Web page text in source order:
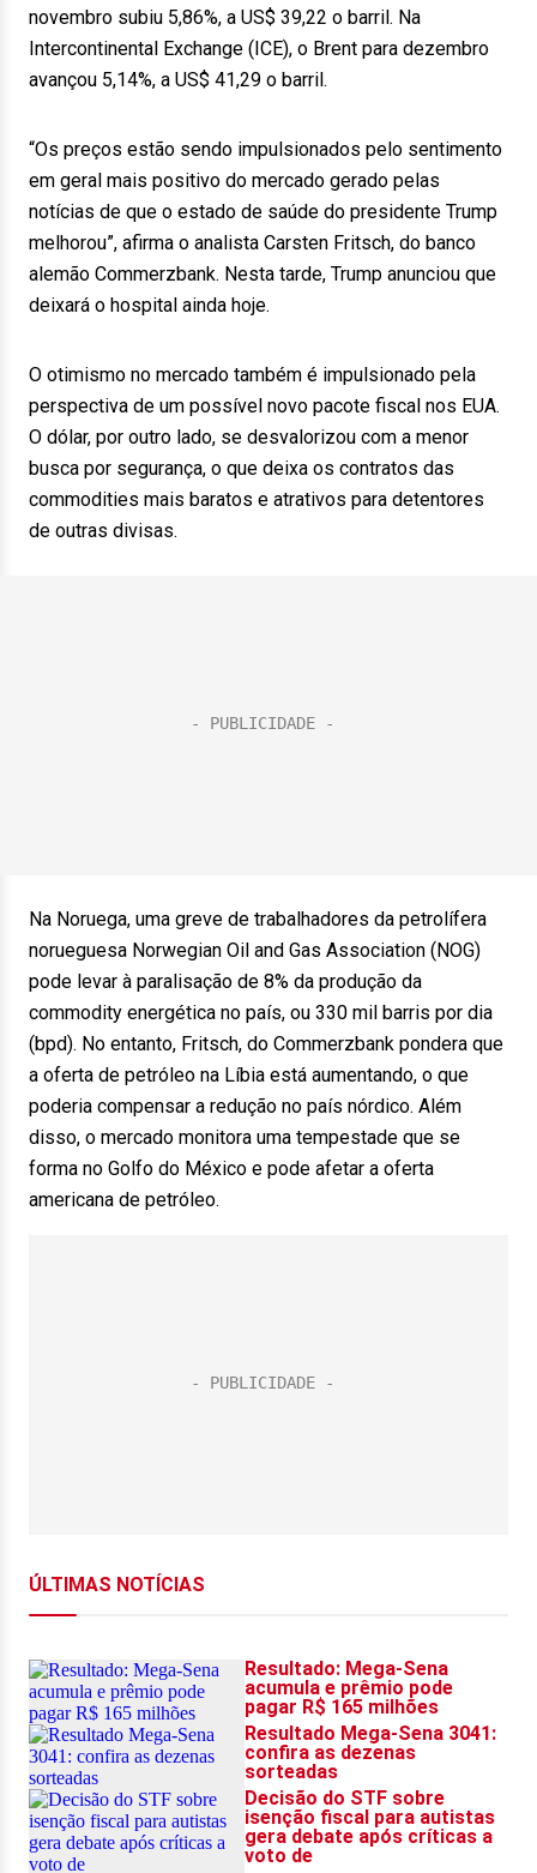
novembro subiu 5,86%, a US$ 39,22 o barril. Na
Intercontinental Exchange (ICE), o Brent para dezembro
avançou 5,14%, a US$ 41,29 o barril.
“Os preços estão sendo impulsionados pelo sentimento
em geral mais positivo do mercado gerado pelas
notícias de que o estado de saúde do presidente Trump
melhorou”, afirma o analista Carsten Fritsch, do banco
alemão Commerzbank. Nesta tarde, Trump anunciou que
deixará o hospital ainda hoje.
O otimismo no mercado também é impulsionado pela
perspectiva de um possível novo pacote fiscal nos EUA.
O dólar, por outro lado, se desvalorizou com a menor
busca por segurança, o que deixa os contratos das
commodities mais baratos e atrativos para detentores
de outras divisas.
Na Noruega, uma greve de trabalhadores da petrolífera
norueguesa Norwegian Oil and Gas Association (NOG)
pode levar à paralisação de 8% da produção da
commodity energética no país, ou 330 mil barris por dia
(bpd). No entanto, Fritsch, do Commerzbank pondera que
a oferta de petróleo na Líbia está aumentando, o que
poderia compensar a redução no país nórdico. Além
disso, o mercado monitora uma tempestade que se
forma no Golfo do México e pode afetar a oferta
americana de petróleo.